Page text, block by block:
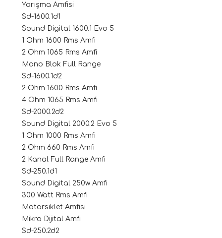
Modelleri
Setleri)
Yarışma Amfisi
Sd-1600.1d1
Sound Digital 1600.1 Evo 5
1 Ohm 1600 Rms Amfi
2 Ohm 1065 Rms Amfi
Mono Blok Full Range
Sd-1600.1d2
2 Ohm 1600 Rms Amfi
4 Ohm 1065 Rms Amfi
Sd-2000.2d2
Sound Digital 2000.2 Evo 5
1 Ohm 1000 Rms Amfi
2 Ohm 660 Rms Amfi
2 Kanal Full Range Amfi
Sd-250.1d1
Sound Digital 250w Amfi
300 Watt Rms Amfi
Motorsiklet Amfisi
Mikro Dijital Amfi
Sd-250.2d2